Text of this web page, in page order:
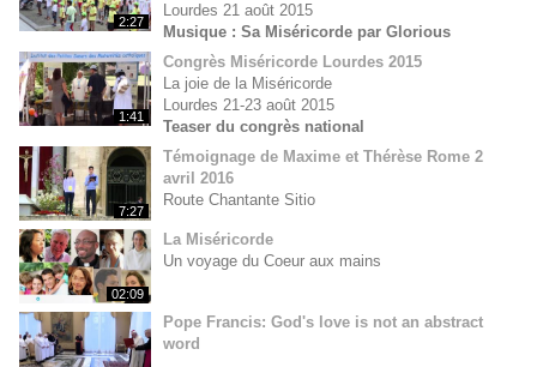
2:27
Lourdes 21 août 2015
Musique : Sa Miséricorde par Glorious
1:41
Congrès Miséricorde Lourdes 2015
La joie de la Miséricorde
Lourdes 21-23 août 2015
Teaser du congrès national
7:27
Témoignage de Maxime et Thérèse Rome 2
avril 2016
Route Chantante Sitio
02:09
La Miséricorde
Un voyage du Coeur aux mains
Pope Francis: God's love is not an abstract
word